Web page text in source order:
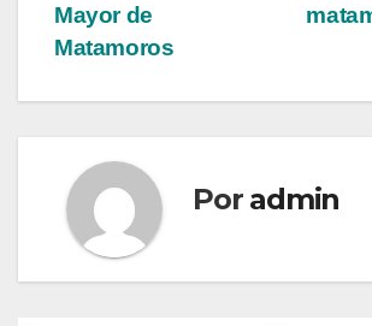
Mayor de
Matamoros
Por admin